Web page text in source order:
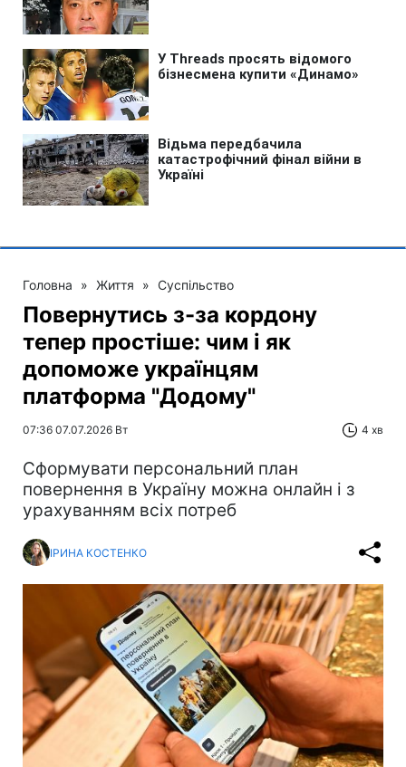
Головна » Життя » Суспільство
Повернутись з-за кордону
тепер простіше: чим і як
допоможе українцям
платформа "Додому"
07:36 07.07.2026 Вт 4 хв
Сформувати персональний план
повернення в Україну можна онлайн і з
урахуванням всіх потреб
ІРИНА КОСТЕНКО